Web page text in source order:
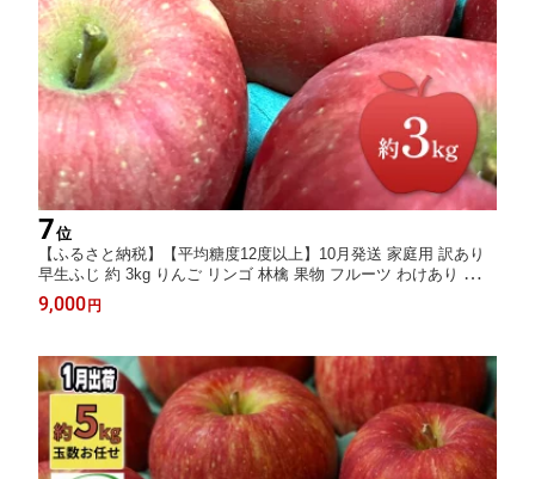
7位
【ふるさと納税】【平均糖度12度以上】10月発送 家庭用 訳あり
早生ふじ 約 3kg りんご リンゴ 林檎 果物 フルーツ わけあり 青
森 お届け：2026年10月1日～2026年10月20日
9,000円